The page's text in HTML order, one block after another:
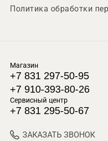
Политика обработки
Магазин
+7 831 297-50-95
+7 910-393-80-26
Сервисный центр
+7 831 295-50-67
ЗАКАЗАТЬ ЗВОНОК